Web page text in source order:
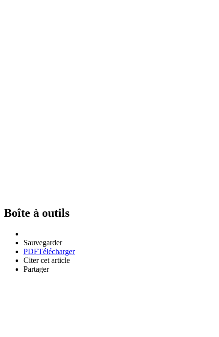
Boîte à outils
Sauvegarder
PDFTélécharger
Citer cet article
Partager